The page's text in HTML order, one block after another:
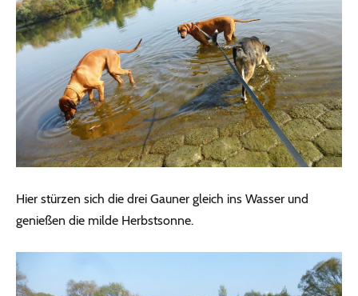
Hier stürzen sich die drei Gauner gleich ins Wasser und
genießen die milde Herbstsonne.